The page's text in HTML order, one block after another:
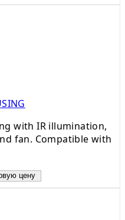
with IR illumination,
fan. Compatible with
цену